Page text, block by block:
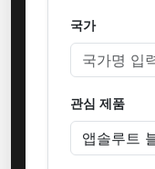
국가
관심 제품